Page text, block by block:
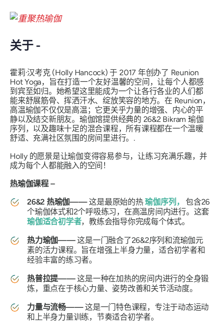
关于 -
霍莉·汉考克 (Holly Hancock) 于 2017 年创办了 Reunion
Hot Yoga，旨在打造一个友好温馨的空间，让每个人都感
到宾至如归。她希望这里能成为一个让各行各业的人们都
能来舒展筋骨、挥洒汗水、绽放笑容的地方。在 Reunion，
高温瑜伽不仅仅是高温；它更关乎力量的增强、内心的平
静以及结交新朋友。瑜伽馆提供经典的 26&2 Bikram 瑜伽
序列，以及趣味十足的混合课程，所有课程都在一个温暖
舒适、充满社区氛围的房间里进行。.
Holly 的愿景是让瑜伽变得容易参与，让练习充满乐趣，并
成为每个人都能融入的空间！
热瑜伽课程 –
26&2 热瑜伽——这是最原始的热瑜伽序列，
包含26
个瑜伽体式和2个呼吸练习，在高温房间内进行。这套
瑜伽适合初学者，教练会指导你完成每个体式。
热力瑜伽——这是一门融合了26&2序列和流瑜伽元
素的活力课程。旨在增强上半身力量，适合初学者和
经验丰富的练习者。
热普拉提——这是一种在加热的房间内进行的全身锻
炼，重点在于核心力量、姿势改善和关节活动度。
力量与流畅——这是一门特色课程，专注于动态运动
和上半身力量训练，节奏适合初学者。